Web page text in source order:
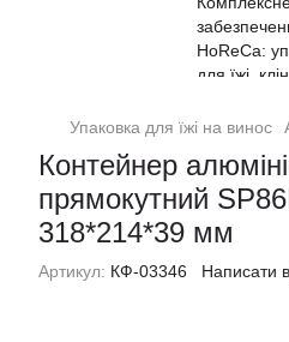
Упаковка для їжі на винос
Контейнер
прямокутний
318*214*39 мм
Артикул: КФ-03346 Написати